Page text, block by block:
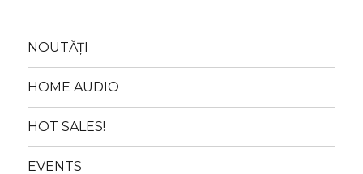
NOUTĂȚI
HOME AUDIO
HOT SALES!
EVENTS